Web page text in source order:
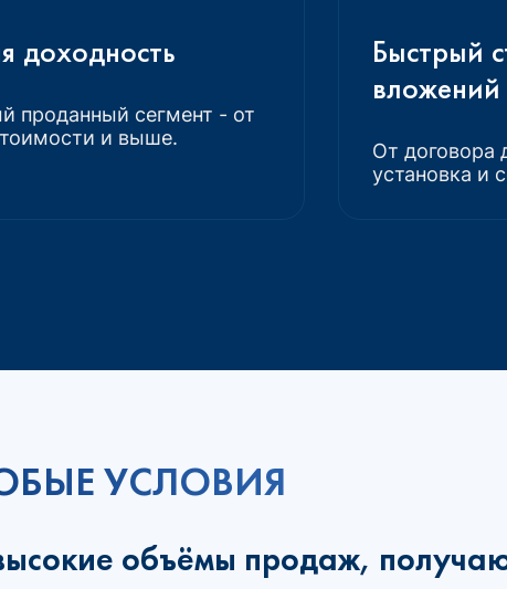
доходность
проданный сегмент - от
и выше.
Быстрый
вложений
От договора
установка и
УСЛОВИЯ
объёмы продаж,